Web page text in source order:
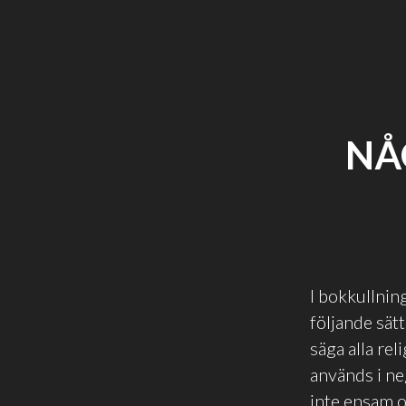
I
följande
säga alla
används i
inte ensam